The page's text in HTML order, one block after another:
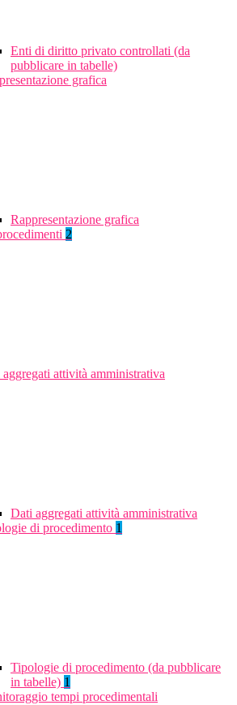
Enti di diritto privato controllati (da
pubblicare in tabelle)
grafica
Rappresentazione grafica
2
attività amministrativa
Dati aggregati attività amministrativa
di procedimento 1
Tipologie di procedimento (da pubblicare
in tabelle) 1
tempi procedimentali